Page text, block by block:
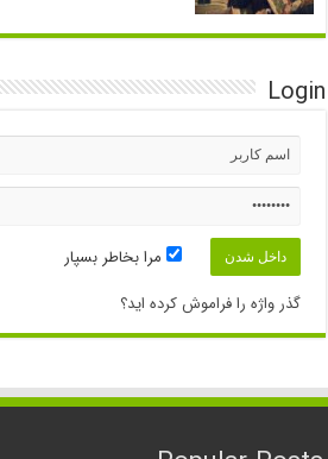
Login
مرا بخاطر بسپار
گذر واژه را فراموش کرده اید؟